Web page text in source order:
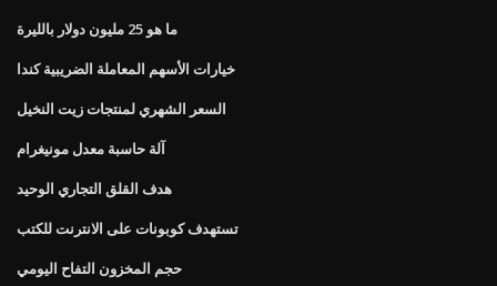
ما هو 25 مليون دولار بالليرة
خيارات الأسهم المعاملة الضريبية كندا
السعر الشهري لمنتجات زيت النخيل
آلة حاسبة معدل مونيغرام
هدف القلق التجاري الوحيد
تستهدف كوبونات على الانترنت للكتب
حجم المخزون التفاح اليومي